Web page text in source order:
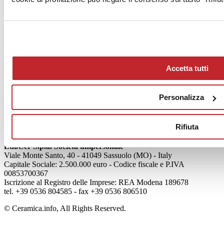
Accetta tutti
Personalizza
Rifiuta
aziende
Privacy
Edi.Cer S.p.a. Società unipersonale
Viale Monte Santo, 40 - 41049 Sassuolo (MO) - Italy
Capitale Sociale: 2.500.000 euro - Codice fiscale e P.IVA
00853700367
Iscrizione al Registro delle Imprese: REA Modena 189678
tel. +39 0536 804585 - fax +39 0536 806510
© Ceramica.info, All Rights Reserved.